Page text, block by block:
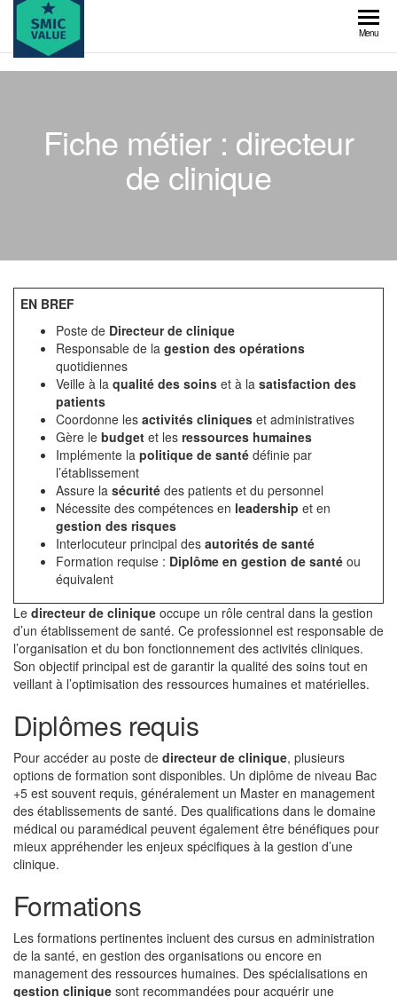
Skip
the
content
value
Menu
Fiche métier : directeur
de clinique
EN BREF
Poste de Directeur de clinique
Responsable de la gestion des opérations
quotidiennes
Veille à la qualité des soins et à la satisfaction des
patients
Coordonne les activités cliniques et administratives
Gère le budget et les ressources humaines
Implémente la politique de santé définie par
l’établissement
Assure la sécurité des patients et du personnel
Nécessite des compétences en leadership et en
gestion des risques
Interlocuteur principal des autorités de santé
Formation requise : Diplôme en gestion de santé ou
équivalent
Le directeur de clinique occupe un rôle central dans la gestion
d’un établissement de santé. Ce professionnel est responsable de
l’organisation et du bon fonctionnement des activités cliniques.
Son objectif principal est de garantir la qualité des soins tout en
veillant à l’optimisation des ressources humaines et matérielles.
Diplômes requis
Pour accéder au poste de directeur de clinique, plusieurs
options de formation sont disponibles. Un diplôme de niveau Bac
+5 est souvent requis, généralement un Master en management
des établissements de santé. Des qualifications dans le domaine
médical ou paramédical peuvent également être bénéfiques pour
mieux appréhender les enjeux spécifiques à la gestion d’une
clinique.
Formations
Les formations pertinentes incluent des cursus en administration
de la santé, en gestion des organisations ou encore en
management des ressources humaines. Des spécialisations en
gestion clinique sont recommandées pour acquérir une